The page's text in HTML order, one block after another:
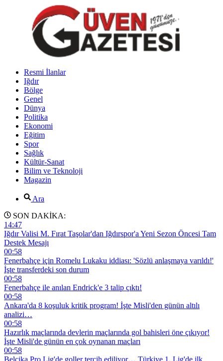
Resmi İlanlar
Iğdır
Bölge
Genel
Dünya
Politika
Ekonomi
Eğitim
Spor
Sağlık
Kültür-Sanat
Bilim ve Teknoloji
Magazin
Ara
SON DAKİKA:
14:47
Iğdır Valisi M. Fırat Taşolar'dan Iğdırspor'a Yeni Sezon Öncesi Tam
Destek Mesajı
00:58
Fenerbahçe için Romelu Lukaku iddiası: 'Sözlü anlaşmaya varıldı!'
İşte transferdeki son durum
00:58
Fenerbahçe ile anılan Endrick'e 3 talip çıktı!
00:58
Ankara'da 8 koşuluk kritik program! İşte Misli'den günün altılı
analizi…
00:58
Hazırlık maçlarında devlerin maçlarında gol bahisleri öne çıkıyor!
İşte Misli'de günün en çok oynanan maçları
00:58
Belçika Pro Lig'de goller tercih ediliyor… Türkiye 1. Lig'de ilk